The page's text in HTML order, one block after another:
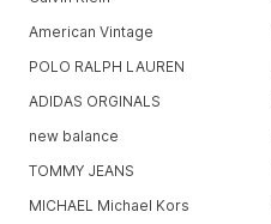
American Vintage
POLO RALPH LAUREN
ADIDAS ORGINALS
new balance
TOMMY JEANS
MICHAEL Michael Kors